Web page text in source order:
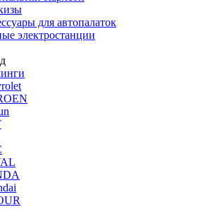
для автопалаток
электростанции